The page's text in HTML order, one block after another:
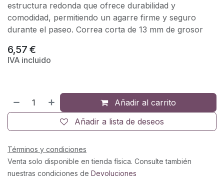
estructura redonda que ofrece durabilidad y
comodidad, permitiendo un agarre firme y seguro
durante el paseo. Correa corta de 13 mm de grosor
6,57 €
IVA incluido
Añadir al carrito
Añadir a lista de deseos
Términos y condiciones
Venta solo disponible en tienda física. Consulte también
nuestras condiciones de Devoluciones